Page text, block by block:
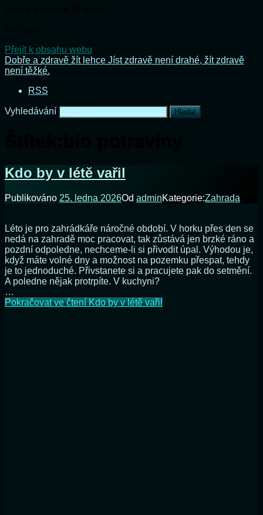
Přejít k obsahu webu
Dobře a zdravě žít lehce Jíst zdravě není drahé, žít zdravě
není těžké.
RSS
Vyhledávání
Kdo by v létě vařil
Publikováno 25. ledna 2026Od adminKategorie:Zahrada
Léto je pro zahrádkáře náročné období. V horku přes den se
nedá na zahradě moc pracovat, tak zůstává jen brzké ráno a
pozdní odpoledne, nechceme-li si přivodit úpal. Výhodou je,
když máte volné dny a možnost na pozemku přespat, tehdy
je to jednoduché. Přivstanete si a pracujete pak do setmění.
A poledne nějak protrpíte. V kuchyni?
…
Pokračovat ve čteníKdo by v létě vařil